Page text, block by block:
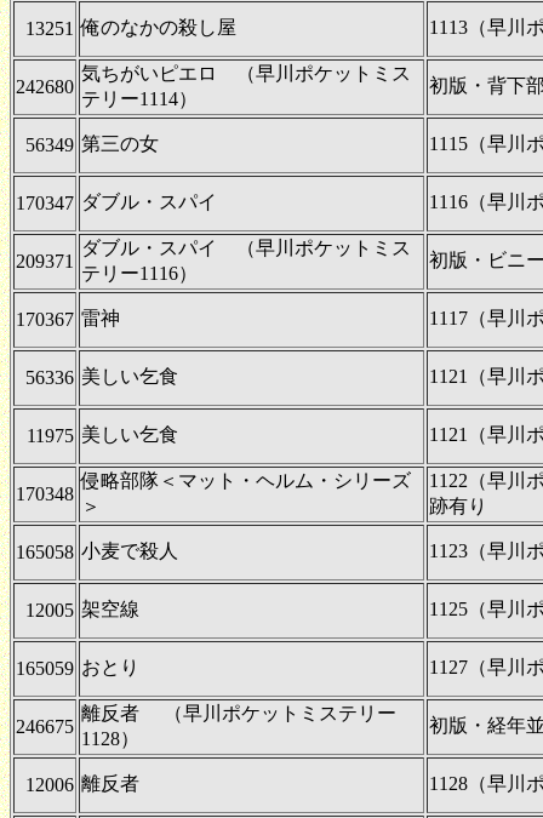
13251 俺のなかの殺し屋 1113（早川
242680
気ちがいピエロ （早川ポケットミス
テリー1114）
初版・背下
56349 第三の女 1115（早川
170347 ダブル・スパイ 1116（早川
209371
ダブル・スパイ （早川ポケットミス
テリー1116）
初版・ビニ
170367 雷神 1117（早川
56336 美しい乞食 1121（早川
11975 美しい乞食 1121（早川
170348
侵略部隊＜マット・ヘルム・シリーズ
＞
1122（早川
跡有り
165058 小麦で殺人 1123（早川
12005 架空線 1125（早川
165059 おとり 1127（早川
246675
離反者 （早川ポケットミステリー
1128）
初版・経年
12006 離反者 1128（早川